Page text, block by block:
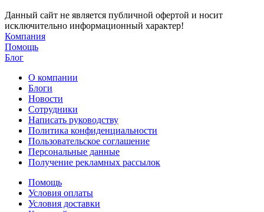
Данный сайт не является публичной офертой и носит
исключительно информационный характер!
Компания
Помощь
Блог
О компании
Блоги
Новости
Сотрудники
Написать руководству
Политика конфиденциальности
Пользовательское соглашение
Персональные данные
Получение рекламных рассылок
Помощь
Условия оплаты
Условия доставки